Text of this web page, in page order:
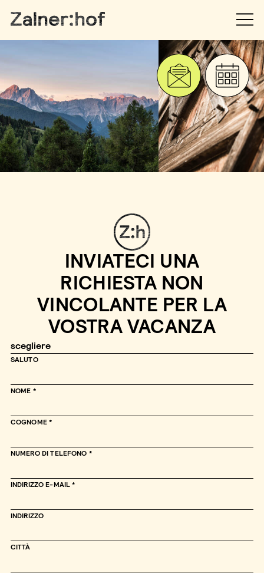
INVIATECI UNA
RICHIESTA NON
VINCOLANTE PER LA
VOSTRA VACANZA
SALUTO
NOME
COGNOME
NUMERO DI TELEFONO
INDIRIZZO E-MAIL
INDIRIZZO
CITTÀ